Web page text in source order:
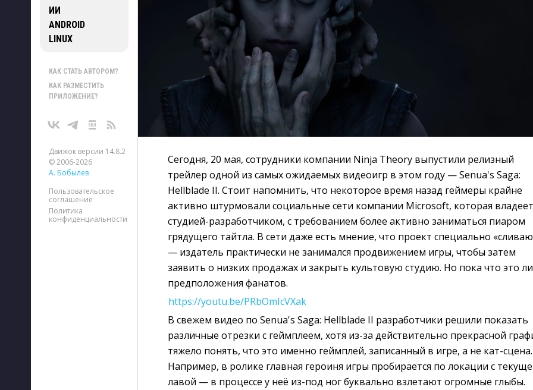
ИИ
ANDROID
LINUX
КАК СТАТЬ АВТОРОМ?
КАК РАЗМЕСТИТЬ
ПРИЛОЖЕНИЕ?
Движок версии 14.8.2
© 2006-2026
А. Бобылев
Пользовательское
соглашение
Политика
конфиденциальности
Сегодня, 20 мая, сотрудники компании Ninja Theory выпустили релизный
трейлер одной из самых ожидаемых видеоигр в этом году — Senua's Saga:
Hellblade II. Стоит напомнить, что некоторое время назад геймеры крайне
активно штурмовали социальные сети компании Microsoft, которая владеет
студией-разработчиком, с требованием более активно заниматься пиаром
грядущего тайтла. В сети даже есть мнение, что проект специально
— издатель практически не занимался продвижением игры, чтобы затем
заявить о низких продажах и закрыть культовую студию. Но пока что это
предположения фанатов.
https://youtu.be/PRbOmIcVXak
В свежем видео по Senua's Saga: Hellblade II разработчики решили показать
различные отрезки с геймплеем, хотя из-за действительно прекрасной
тяжело понять, что это именно геймплей, записанный в игре, а не кат-сцена.
Например, в ролике главная героиня игры пробирается по локации с
лавой — в процессе у неё из-под ног буквально взлетают огромные глыбы.